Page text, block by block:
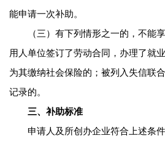
能申请一次补助。
（三）有下列情形之一的，不能享
用人单位签订了劳动合同，办理了就
为其缴纳社会保险的；被列入失信联
记录的。
三、补助标准
申请人及所创办企业符合上述条件